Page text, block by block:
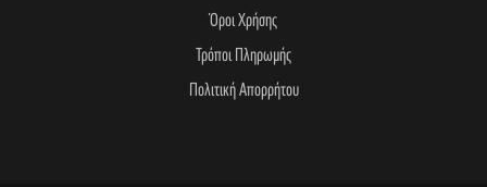
Όροι Χρήσης
Τρόποι Πληρωμής
Πολιτική Απορρήτου